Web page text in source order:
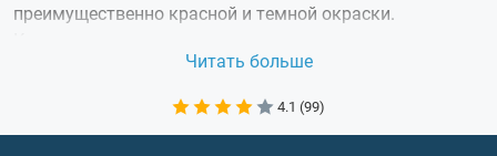
преимущественно красной и темной окраски.
которое подвергают гидролизу.
Кверцитин БАД с комплексным, разносторонним
действием на организм:
Читать больше
4.1 (99)